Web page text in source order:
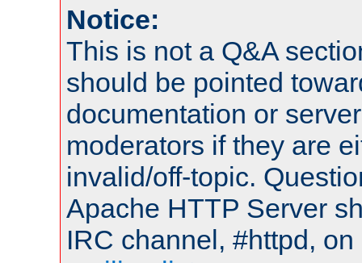
Notice:
This is not a Q&A
should be pointed
documentation or
moderators if they are
invalid/off-topic.
Apache HTTP Server
IRC channel, #httpd,